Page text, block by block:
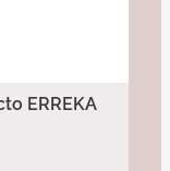
ERREKA